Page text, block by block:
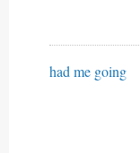
had me going